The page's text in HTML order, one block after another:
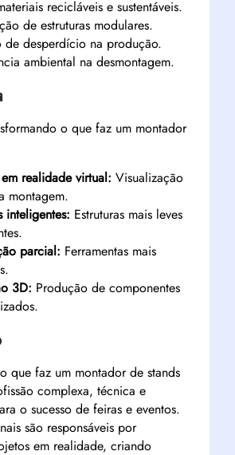
recicláveis e sustentáveis.
de estruturas modulares.
de desperdício na produção.
ambiental na desmontagem.
o que faz um montador
realidade virtual: Visualização
montagem.
inteligentes: Estruturas mais leves
parcial: Ferramentas mais
3D: Produção de componentes
que faz um montador de stands
complexa, técnica e
o sucesso de feiras e eventos.
são responsáveis por
em realidade, criando